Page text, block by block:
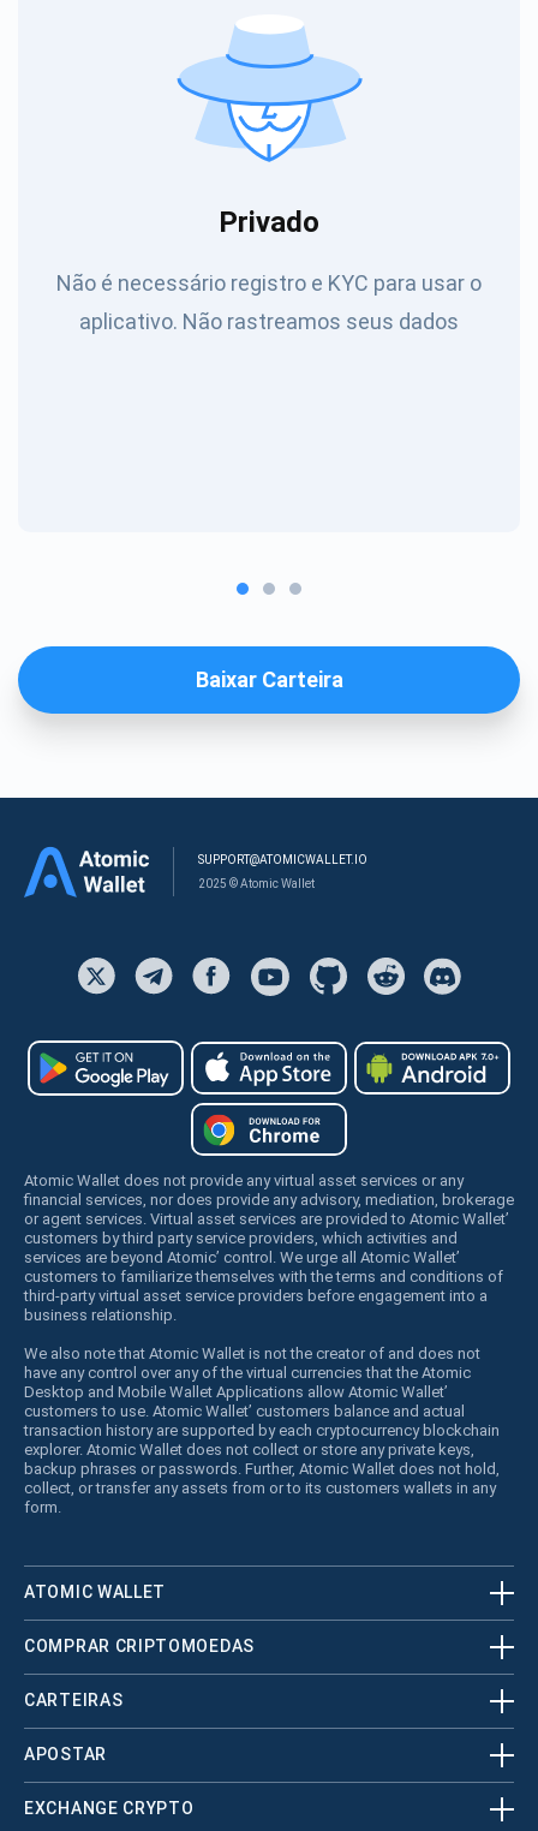
Privado
Não é necessário registro e KYC para usar o
aplicativo. Não rastreamos seus dados
Baixar Carteira
SUPPORT@ATOMICWALLET.IO
2025 © Atomic Wallet
Atomic Wallet does not provide any virtual asset services or any
financial services, nor does provide any advisory, mediation, brokerage
or agent services. Virtual asset services are provided to Atomic Wallet’
customers by third party service providers, which activities and
services are beyond Atomic’ control. We urge all Atomic Wallet’
customers to familiarize themselves with the terms and conditions of
third-party virtual asset service providers before engagement into a
business relationship.
We also note that Atomic Wallet is not the creator of and does not
have any control over any of the virtual currencies that the Atomic
Desktop and Mobile Wallet Applications allow Atomic Wallet’
customers to use. Atomic Wallet’ customers balance and actual
transaction history are supported by each cryptocurrency blockchain
explorer. Atomic Wallet does not collect or store any private keys,
backup phrases or passwords. Further, Atomic Wallet does not hold,
collect, or transfer any assets from or to its customers wallets in any
form.
ATOMIC WALLET
COMPRAR CRIPTOMOEDAS
CARTEIRAS
APOSTAR
EXCHANGE CRYPTO